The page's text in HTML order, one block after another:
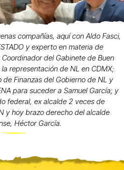
compañías, aquí con Aldo Fasci,
y experto en materia de
del Gabinete de Buen
representación de NL en CDMX;
de Finanzas del Gobierno de NL y
para suceder a Samuel García; y
federal, ex alcalde 2 veces de
y hoy brazo derecho del alcalde
Héctor García.